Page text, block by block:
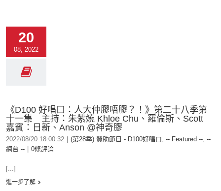
20
08, 2022
《D100 好唱口：人大仲膠唔膠？！》第二十八季第
十一集 主持：朱紫嬈 Khloe Chu、羅倫斯、Scott
嘉賓：日新、Anson @神奇膠
2022/08/20 18:00:32 (第28季) 贊助節目 - D100好唱口, -- Featured --, --
網台 --
0條評論
[...]
進一步了解